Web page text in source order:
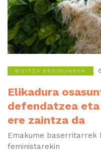
BIZITZA ERDIGUNEAN
Elikadura
defendatzea
ere zaintza da
Emakume baserritarrek
feministarekin